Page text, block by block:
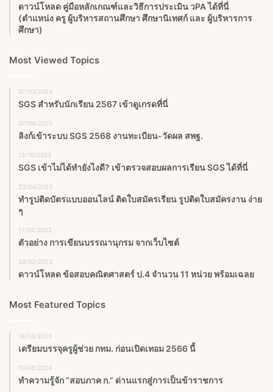
ดาวน์โหลด คู่มือหลักเกณฑ์และวิธีการประเมิน วPA ได้ที่นี่
(ตำแหน่ง ครู ผู้บริหารสถานศึกษา ศึกษานิเทศก์ และ ผู้บริหารการ
ศึกษา)
Most Viewed Topics
07/03/2024
SGS สําหรับนักเรียน 2567 เข้าดูเกรดที่นี่
07/06/2025
ลิงก์เข้าระบบ SGS 2568 งานทะเบียน-วัดผล สพฐ.
12/10/2023
SGS เข้าไม่ได้ทำยังไงดี? เข้าตรวจสอบผลการเรียน SGS ได้ที่นี่
23/04/2023
ทำรูปติดบัตรแบบออนไลน์ ติดใบสมัครเรียน รูปติดใบสมัครงาน ง่าย
ๆ
17/02/2022
ตัวอย่าง การเขียนบรรณานุกรม จากเว็บไซต์
28/02/2023
ดาวน์โหลด ข้อสอบคณิตศาสตร์ ป.4 จำนวน 11 หน่วย พร้อมเฉลย
Most Featured Topics
18/04/2023
เตรียมบรรจุครูผู้ช่วย กทม. ก่อนเปิดเทอม 2566 นี้
10/08/2024
ทำความรู้จัก “สอบภาค ก.” ด่านแรกสู่การเป็นข้าราชการ